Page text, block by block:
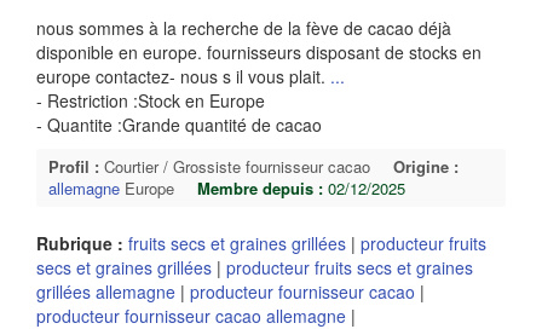
nous sommes à la recherche de la fève de cacao déjà
disponible en europe. fournisseurs disposant de stocks en
europe contactez- nous s il vous plait. ...
- Restriction :Stock en Europe
- Quantite :Grande quantité de cacao
Profil : Courtier / Grossiste fournisseur cacao
Origine :
allemagne Europe Membre depuis : 02/12/2025
Rubrique : fruits secs et graines grillées | producteur fruits
secs et graines grillées | producteur fruits secs et graines
grillées allemagne | producteur fournisseur cacao |
producteur fournisseur cacao allemagne |